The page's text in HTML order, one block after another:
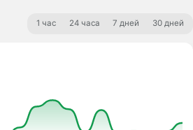
1 час 24 часа 7 дней 30 дней